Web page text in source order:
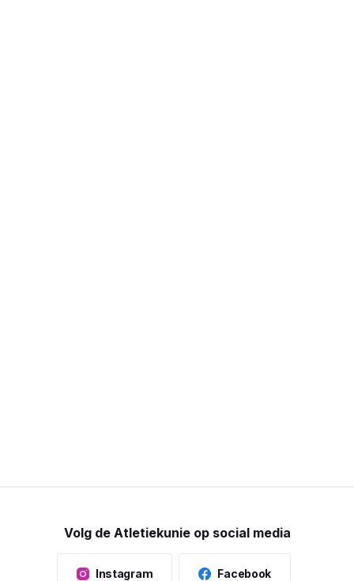
Volg de Atletiekunie op social media
Instagram Facebook